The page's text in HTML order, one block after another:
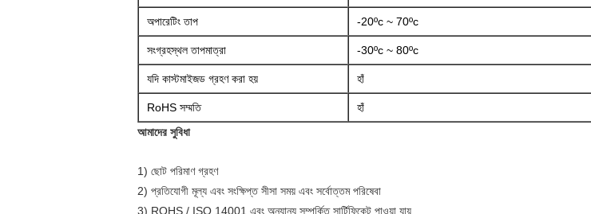
অপারেটিং তাপ -20ºc ~ 70ºc
সংগ্রহস্থল তাপমাত্রা -30ºc ~ 80ºc
যদি কাস্টমাইজড গ্রহণ করা হয় হাঁ
RoHS সম্মতি
হাঁ
আমাদের সুবিধা
1) ছোট পরিমাণ গ্রহণ
2) প্রতিযোগী মূল্য এবং সংক্ষিপ্ত সীসা সময় এবং সর্বোত্তম পরিষেবা
3) ROHS / ISO 14001 এবং অন্যান্য সম্পর্কিত সার্টিফিকেট পাওয়া যায়